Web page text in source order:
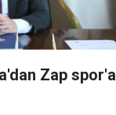
Zap spor'a